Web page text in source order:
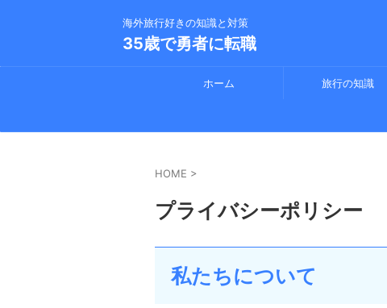
海外旅行好きの知識と対策
35歳で勇者に転職
ホーム 旅行の知識
HOME >
プライバシーポリシー
私たちについて